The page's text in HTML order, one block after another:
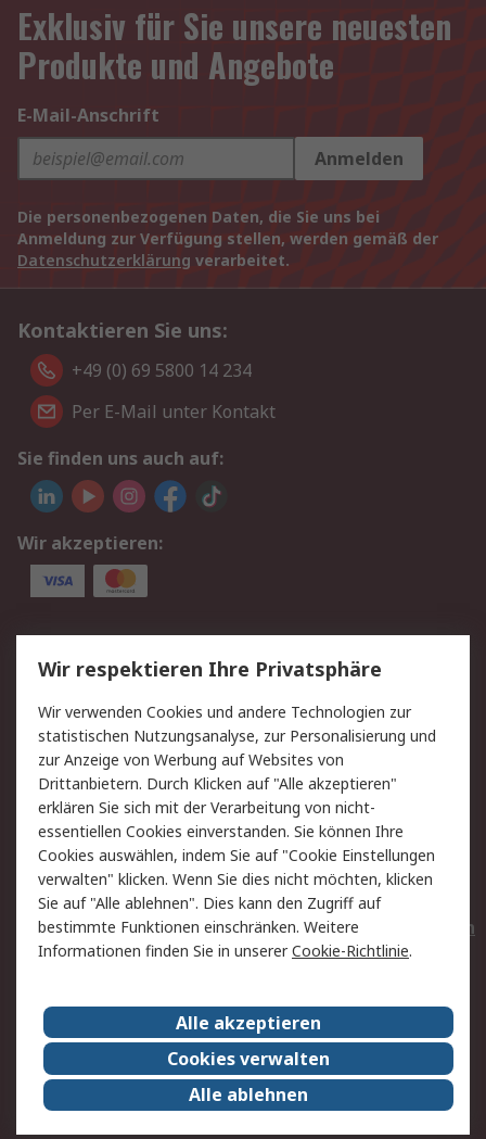
Exklusiv für Sie unsere neuesten
Produkte und Angebote
E-Mail-Anschrift
Anmelden
Die personenbezogenen Daten, die Sie uns bei
Anmeldung zur Verfügung stellen, werden gemäß der
Datenschutzerklärung verarbeitet.
Kontaktieren Sie uns:
+49 (0) 69 5800 14 234
Per E-Mail unter Kontakt
Sie finden uns auch auf:
Wir akzeptieren:
Service
Value Added Services
Lieferlösungen
Rücksendungen
Kontakt
Hilfe
Privatkunden
Rechtliches
AGB
Datenschutz
Cookie-Richtlinie
Zahlungsbedingungen
Copyright/Impressum
Entsorgung
Elektrogeräte/Batterien
RS weltweit
Karriere bei RS
Nachhaltigkeit
Qualität/Umwelt/ZertifikatePresse-Center
Event-Center
Wir respektieren Ihre Privatsphäre
Wir verwenden Cookies und andere Technologien zur
statistischen Nutzungsanalyse, zur Personalisierung und
zur Anzeige von Werbung auf Websites von
Drittanbietern. Durch Klicken auf "Alle akzeptieren"
erklären Sie sich mit der Verarbeitung von nicht-
essentiellen Cookies einverstanden. Sie können Ihre
Cookies auswählen, indem Sie auf "Cookie Einstellungen
verwalten" klicken. Wenn Sie dies nicht möchten, klicken
Sie auf "Alle ablehnen". Dies kann den Zugriff auf
bestimmte Funktionen einschränken. Weitere
Informationen finden Sie in unsererCookie-Richtlinie.
Alle akzeptieren
Cookies verwalten
Alle ablehnen